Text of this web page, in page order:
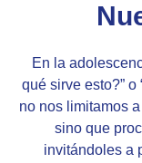
En la
qué sirve esto?” o
no nos limitamos
sino que
invitándoles a